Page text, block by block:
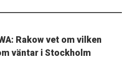
Rakow vet om vilken
väntar i Stockholm